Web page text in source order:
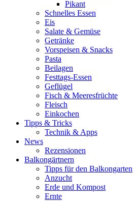
Pikant
Schnelles Essen
Eis
Salate & Gemüse
Getränke
Vorspeisen & Snacks
Pasta
Beilagen
Festtags-Essen
Geflügel
Fisch & Meeresfrüchte
Fleisch
Einkochen
Tipps & Tricks
Technik & Apps
News
Rezensionen
Balkongärtnern
Tipps für den Balkongarten
Anzucht
Erde und Kompost
Ernte